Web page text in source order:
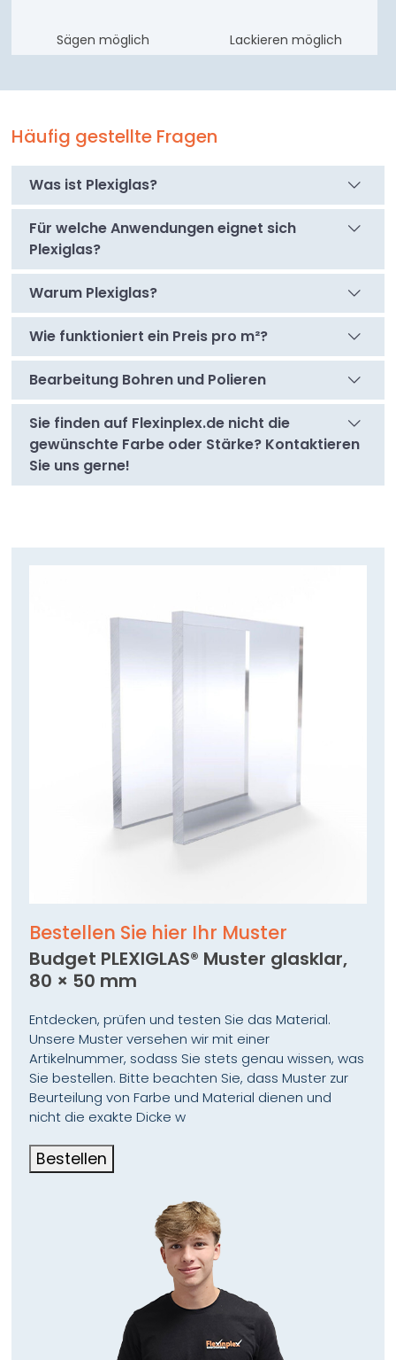
Sägen möglich Lackieren möglich
Häufig gestellte Fragen
Was ist Plexiglas?
Für welche Anwendungen eignet sich
Plexiglas?
Warum Plexiglas?
Wie funktioniert ein Preis pro m²?
Bearbeitung Bohren und Polieren
Sie finden auf Flexinplex.de nicht die
gewünschte Farbe oder Stärke? Kontaktieren
Sie uns gerne!
Bestellen Sie hier Ihr Muster
Budget PLEXIGLAS® Muster glasklar,
80 × 50 mm
Entdecken, prüfen und testen Sie das Material.
Unsere Muster versehen wir mit einer
Artikelnummer, sodass Sie stets genau wissen, was
Sie bestellen. Bitte beachten Sie, dass Muster zur
Beurteilung von Farbe und Material dienen und
nicht die exakte Dicke w
Bestellen